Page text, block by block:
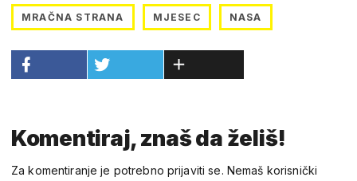
MRAČNA STRANA MJESEC NASA
Komentiraj, znaš da želiš!
Za komentiranje je potrebno prijaviti se. Nemaš korisnički